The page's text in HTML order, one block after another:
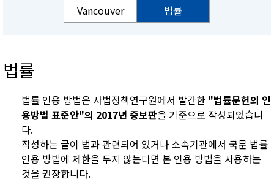
Vancouver
법률
법률
법률 인용 방법은 사법정책연구원에서 발간한 "법률문헌의 인
용방법 표준안"의 2017년 증보판을 기준으로 작성되었습니
다.
작성하는 글이 법과 관련되어 있거나 소속기관에서 국문 법률
인용 방법에 제한을 두지 않는다면 본 인용 방법을 사용하는
것을 권장합니다.